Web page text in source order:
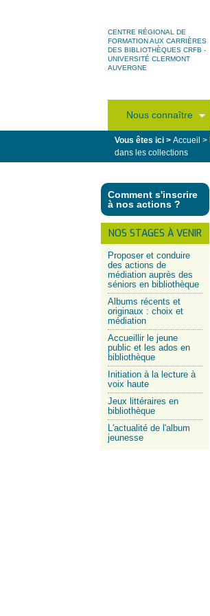
CENTRE RÉGIONAL DE
FORMATION AUX CARRIÈRES
DES BIBLIOTHÈQUES CRFB -
UNIVERSITÉ CLERMONT
AUVERGNE
Nous connaître
Vous êtes ici > Accueil >
dans les collections
Comment s'inscrire
à nos actions ?
NOS STAGES À VENIR
Proposer et conduire
des actions de
médiation auprès des
séniors en bibliothèque
Albums récents et
originaux : choix et
médiation
Accueillir le jeune
public et les ados en
bibliothèque
Initiation à la lecture à
voix haute
Jeux littéraires en
bibliothèque
L'actualité de l'album
jeunesse